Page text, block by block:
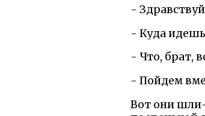
-
- Куда
- Что, брат,
- Пойдем
Вот они